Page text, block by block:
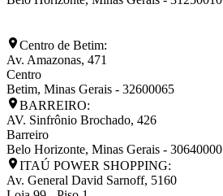
Centro de Betim:
Av. Amazonas, 471
Centro
Betim, Minas Gerais - 32600065
BARREIRO:
AV. Sinfrônio Brochado, 426
Barreiro
Belo Horizonte, Minas Gerais - 30640000
ITAÚ POWER SHOPPING:
Av. General David Sarnoff, 5160